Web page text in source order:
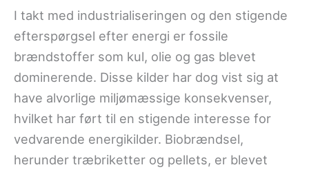
I takt med industrialiseringen og den stigende
efterspørgsel efter energi er fossile
brændstoffer som kul, olie og gas blevet
dominerende. Disse kilder har dog vist sig at
have alvorlige miljømæssige konsekvenser,
hvilket har ført til en stigende interesse for
vedvarende energikilder. Biobrændsel,
herunder træbriketter og pellets, er blevet